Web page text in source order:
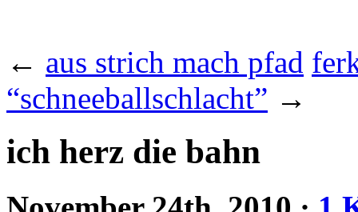
← aus strich mach pfad
“schneeballschlacht” →
ich herz die bahn